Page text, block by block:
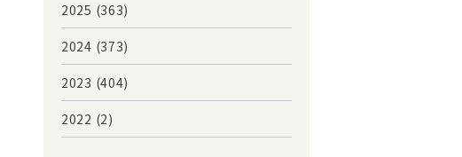
2025 (363)
2024 (373)
2023 (404)
2022 (2)